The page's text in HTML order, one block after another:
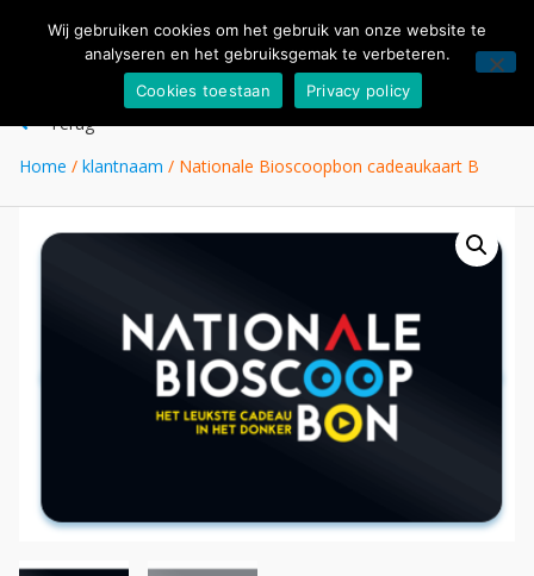
Terug
Home / klantnaam / Nationale Bioscoopbon cadeaukaart B
Wij gebruiken cookies om het gebruik van onze website te
analyseren en het gebruiksgemak te verbeteren.
Cookies toestaan
Privacy policy